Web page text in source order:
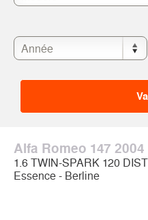
Alfa Romeo 147 2004
1.6 TWIN-SPARK 120
Essence - Berline